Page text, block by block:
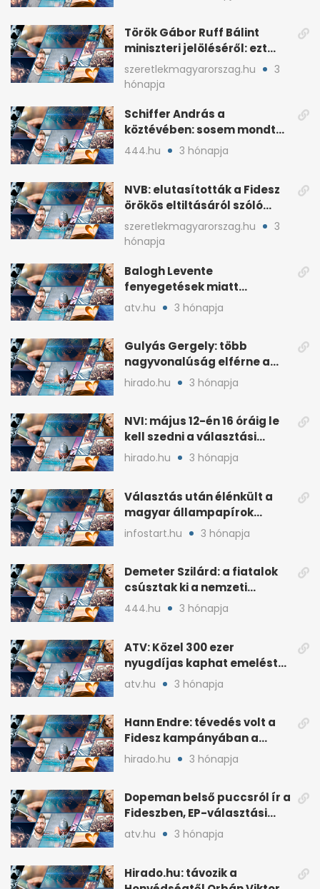
Török Gábor Ruff Bálint
miniszteri jelöléséről: ezt
írta a posztjában
szeretlekmagyarorszag.hu
3
hónapja
Schiffer András a
köztévében: sosem mondta,
ki fog nyerni
444.hu 3 hónapja
NVB: elutasították a Fidesz
örökös eltiltásáról szóló
népszavazást
szeretlekmagyarorszag.hu
3
hónapja
Balogh Levente
fenyegetések miatt
lemondta erdélyi előadás-
atv.hu 3 hónapja
Gulyás Gergely: több
nagyvonalúság elférne a
kétharmados győztesekben
hirado.hu 3 hónapja
NVI: május 12-én 16 óráig le
kell szedni a választási
plakátokat
hirado.hu 3 hónapja
Választás után élénkült a
magyar állampapírok
lakossági értékesítése
infostart.hu 3 hónapja
Demeter Szilárd: a fiatalok
csúsztak ki a nemzeti
kultúrából
444.hu 3 hónapja
ATV: Közel 300 ezer
nyugdíjas kaphat emelést
idén a Tisza terve szerint
atv.hu 3 hónapja
Hann Endre: tévedés volt a
Fidesz kampányában a
háborús veszély
hirado.hu 3 hónapja
Dopeman belső puccsról ír a
Fideszben, EP-választási
árral
atv.hu 3 hónapja
Hirado.hu: távozik a